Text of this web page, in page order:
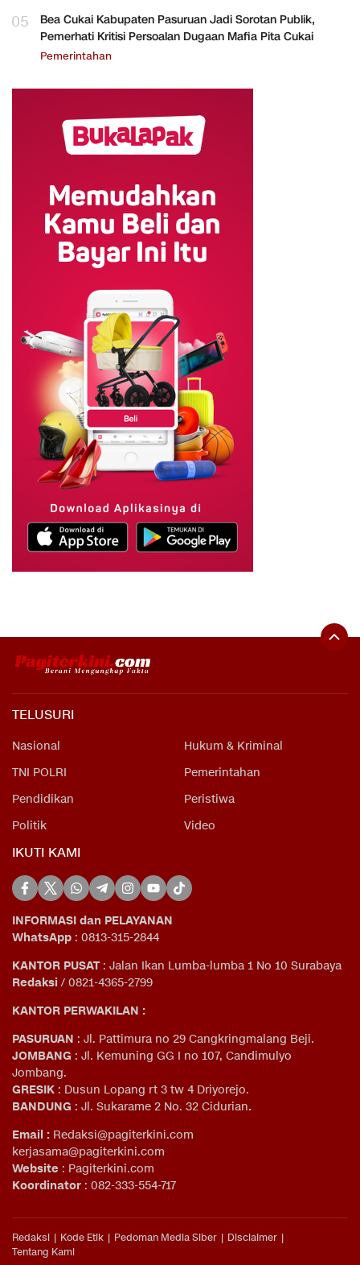
05
Bea Cukai Kabupaten Pasuruan Jadi Sorotan Publik,
Pemerhati Kritisi Persoalan Dugaan Mafia Pita Cukai
Pemerintahan
TELUSURI
Nasional
Hukum & Kriminal
TNI POLRI
Pemerintahan
Pendidikan
Peristiwa
Politik
Video
IKUTI KAMI
INFORMASI dan PELAYANAN
WhatsApp : 0813-315-2844
KANTOR PUSAT: Jalan Ikan Lumba-lumba 1 No 10 Surabaya
Redaksi / 0821-4365-2799
KANTOR PERWAKILAN :
PASURUAN : Jl. Pattimura no 29 Cangkringmalang Beji.
JOMBANG : Jl. Kemuning GG I no 107, Candimulyo
Jombang.
GRESIK : Dusun Lopang rt 3 tw 4 Driyorejo.
BANDUNG : Jl. Sukarame 2 No. 32 Cidurian.
Email : Redaksi@pagiterkini.com
kerjasama@pagiterkini.com
Website : Pagiterkini.com
Koordinator : 082-333-554-717
Redaksi Kode Etik Pedoman Media Siber
Disclaimer
Tentang Kami